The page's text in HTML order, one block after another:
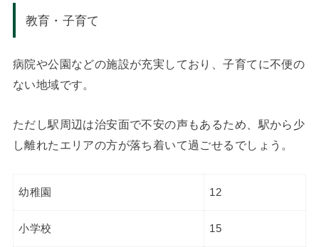
教育・子育て
病院や公園などの施設が充実しており、子育てに不便の
ない地域です。
ただし駅周辺は治安面で不安の声もあるため、駅から少
し離れたエリアの方が落ち着いて過ごせるでしょう。
幼稚園 12
小学校 15